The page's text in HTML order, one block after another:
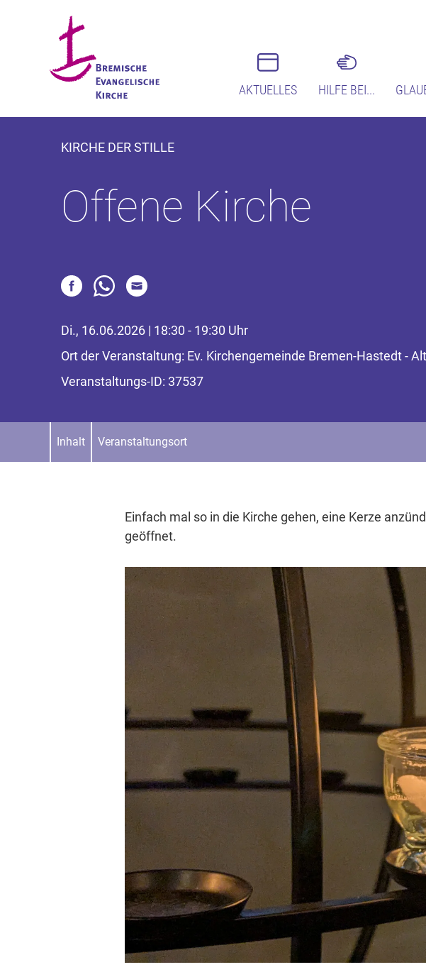
AKTUELLES HILFE BEI...
KIRCHE DER STILLE
Offene Kirche
Di., 16.06.2026 | 18:30 - 19:30 Uhr
Ort der Veranstaltung: Ev. Kirchengemeinde Bremen-Hastedt -
Veranstaltungs-ID: 37537
Inhalt Veranstaltungsort
Einfach mal so in die Kirche gehen, eine Kerze
geöffnet.